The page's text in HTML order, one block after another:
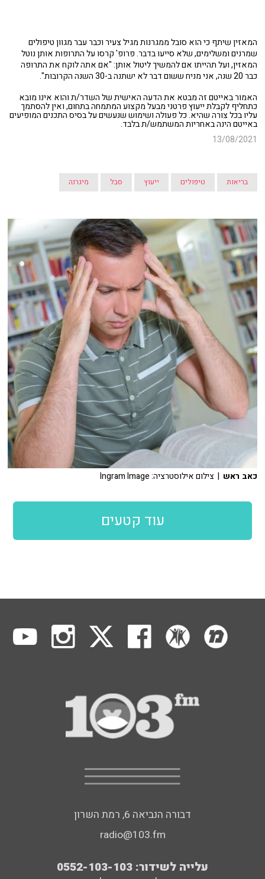
המאזין שיתף כי הוא סובל ממגרנות מגיל צעיר וכבר עבר מגוון טיפולים
שמרנים ומשלימים, שלא סייעו בדבר. פרופ' קרסו על התרופות אותן נוטל
המאזין, ועל תהייתו אם להמשיך ליטול אותן: "אם אתה לוקח את התרופה
כבר 20 שנה, אני מניח ששום דבר לא ישתנה ב-30 השנה הקרובות".
האמור באייטם זה מבטא את הדעה האישית של השדר/ת והוא אינו מובא
כתחליף לקבלת ייעוץ פרטני מבעל מקצוע המתמחה בתחום, ואין להסתמך
עליו בכל צורה שהיא. כל פעולה ושימוש שנעשים על בסיס התכנים המופיעים
באייטם הינה באחריות המשתמש/ת בלבד.
13/08/2021
בריאות טיפולים ייעוץ סבל מיגרנה
כאב ראש | צילום אילוסטרציה: Ingram Image
עוד קטעים
דבורה הנביאה 6, רמת השרון
radio@103.fm
עלייה לשידור: 0552-103-103